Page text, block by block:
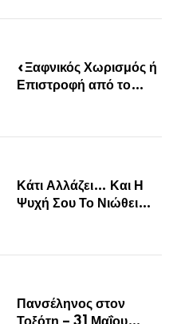
«Ξαφνικός Χωρισμός ή
Επιστροφή από το
για αυτά τα Ζώδια»
Κάτι Αλλάζει… Και Η
Ψυχή Σου Το Νιώθει
Πανσέληνος στον